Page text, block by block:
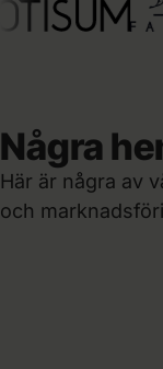
Några
Här är några av
och
21x mer
Astareal
Ny modern
Allakando